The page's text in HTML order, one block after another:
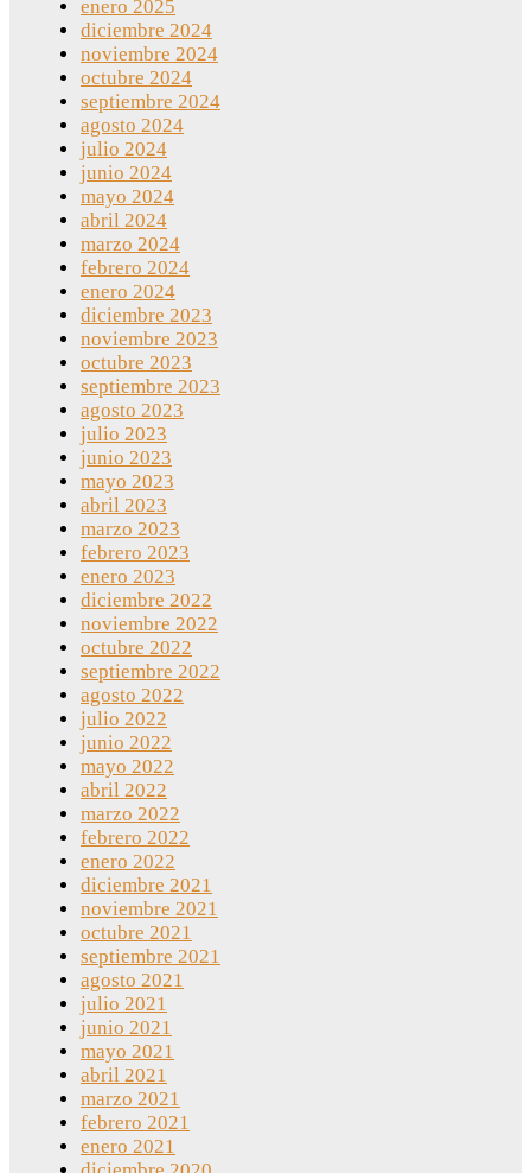
enero 2025
diciembre 2024
noviembre 2024
octubre 2024
septiembre 2024
agosto 2024
julio 2024
junio 2024
mayo 2024
abril 2024
marzo 2024
febrero 2024
enero 2024
diciembre 2023
noviembre 2023
octubre 2023
septiembre 2023
agosto 2023
julio 2023
junio 2023
mayo 2023
abril 2023
marzo 2023
febrero 2023
enero 2023
diciembre 2022
noviembre 2022
octubre 2022
septiembre 2022
agosto 2022
julio 2022
junio 2022
mayo 2022
abril 2022
marzo 2022
febrero 2022
enero 2022
diciembre 2021
noviembre 2021
octubre 2021
septiembre 2021
agosto 2021
julio 2021
junio 2021
mayo 2021
abril 2021
marzo 2021
febrero 2021
enero 2021